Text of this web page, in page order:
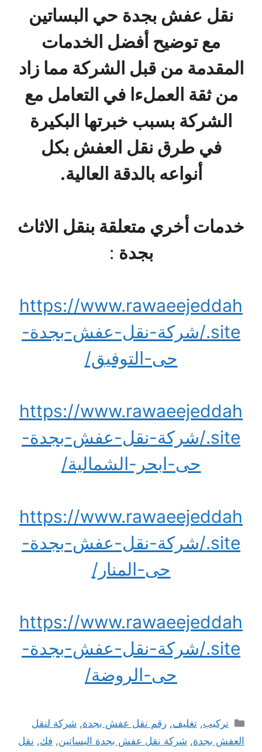
نقل عفش بجدة حي البساتين
مع توضيح أفضل الخدمات
المقدمة من قبل الشركة مما زاد
من ثقة العملءا في التعامل مع
الشركة بسبب خبرتها البكيرة
في طرق نقل العفش بكل
أنواعه بالدقة العالية.
خدمات أخري متعلقة بنقل الاثاث
بجدة:
https://www.rawaeejeddah
.site/شركة-نقل-عفش-بجدة-
حى-التوفيق/
https://www.rawaeejeddah
.site/شركة-نقل-عفش-بجدة-
حى-ابحر-الشمالية/
https://www.rawaeejeddah
.site/شركة-نقل-عفش-بجدة-
حى-المنار/
https://www.rawaeejeddah
.site/شركة-نقل-عفش-بجدة-
حى-الروضة/
التصنيفات
تركيب, تغليف, رقم نقل عفش بجدة, شركة لنقل
العفش بجدة, شركة نقل عفش بجدة البساتين, فك, نقل